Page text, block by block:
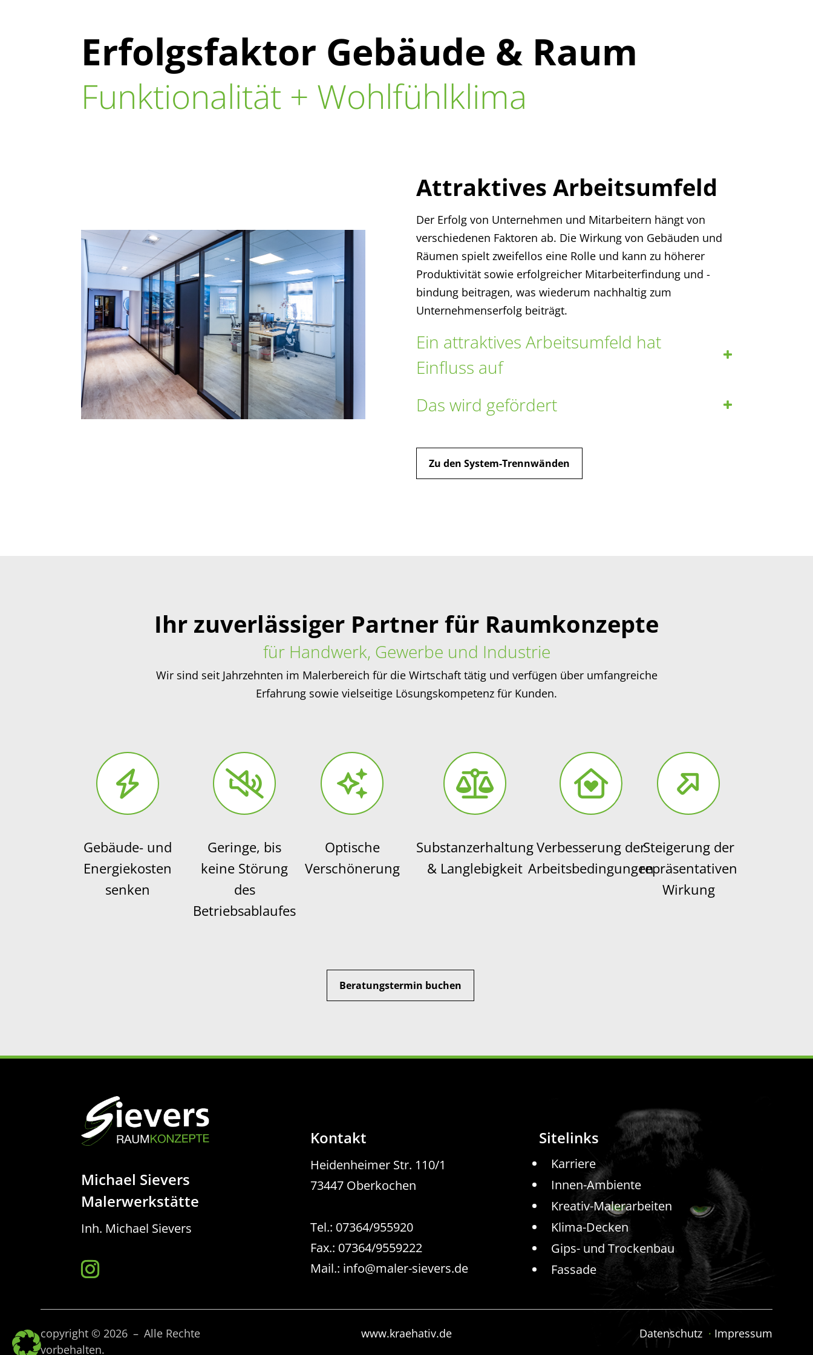
Ausstellungsraum besuchen
Fußboden
Fußboden
Karriere
Erfolgsfaktor Gebäude & Raum
Funktionalität + Wohlfühlklima
Attraktives Arbeitsumfeld
Der Erfolg von Unternehmen und Mitarbeitern hängt von
verschiedenen Faktoren ab. Die Wirkung von Gebäuden und
Räumen spielt zweifellos eine Rolle und kann zu höherer
Produktivität sowie erfolgreicher Mitarbeiterfindung und -
bindung beitragen, was wiederum nachhaltig zum
Unternehmenserfolg beiträgt.
Ein attraktives Arbeitsumfeld hat
Einfluss auf
Das wird gefördert
Zu den System-Trennwänden
Ihr zuverlässiger Partner für Raumkonzepte
für Handwerk, Gewerbe und Industrie
Wir sind seit Jahrzehnten im Malerbereich für die Wirtschaft tätig und verfügen über umfangreiche
Erfahrung sowie vielseitige Lösungskompetenz für Kunden.
Gebäude- und
Energiekosten
senken
Geringe, bis
keine Störung
des
Betriebsablaufes
Optische
Verschönerung
Substanzerhaltung
& Langlebigkeit
Verbesserung der
Arbeitsbedingungen
Steigerung der
repräsentativen
Wirkung
Beratungstermin buchen
Michael Sievers
Malerwerkstätte
Inh. Michael Sievers
Kontakt
Heidenheimer Str. 110/1
73447 Oberkochen
Tel.: 07364/955920
Fax.: 07364/9559222
Mail.: info@maler-sievers.de
Sitelinks
Karriere
Innen-Ambiente
Kreativ-Malerarbeiten
Klima-Decken
Gips- und Trockenbau
Fassade
copyright © 2026 – Alle Rechte
vorbehalten.
www.kraehativ.de Datenschutz · Impressum